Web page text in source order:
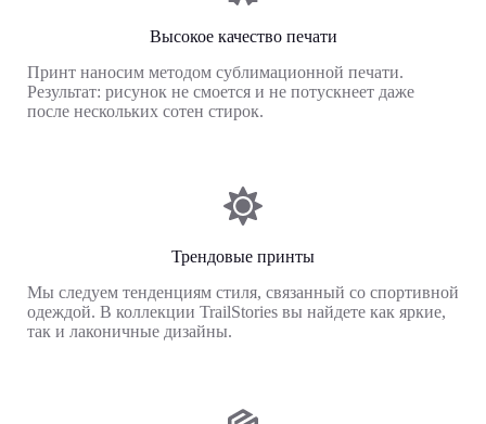
Высокое качество печати
Принт наносим методом сублимационной печати.
Результат: рисунок не смоется и не потускнеет даже
после нескольких сотен стирок.
Трендовые принты
Мы следуем тенденциям стиля, связанный со спортивной
одеждой. В коллекции TrailStories вы найдете как яркие,
так и лаконичные дизайны.